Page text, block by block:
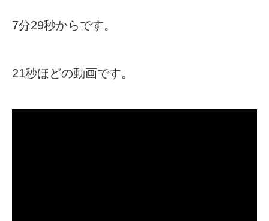
7分29秒からです。
21秒ほどの動画です。